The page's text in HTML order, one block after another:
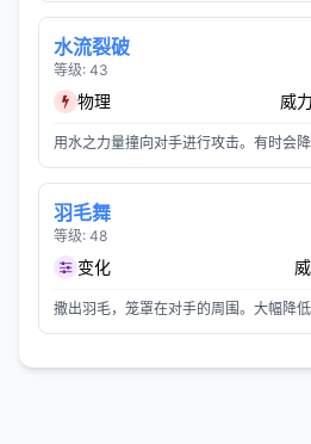
水流裂破
等级: 43
物理 威
用水之力量撞向对手进行攻击。有时会降
羽毛舞
等级: 48
变化
撒出羽毛，笼罩在对手的周围。大幅降低